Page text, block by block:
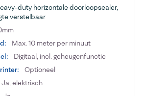
duty horizontale doorloopsealer,
verstelbaar
Max. 10 meter per minuut
Digitaal, incl. geheugenfunctie
Optioneel
Ja, elektrisch